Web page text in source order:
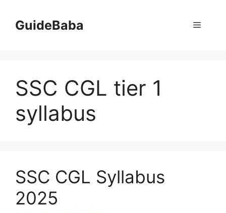
contentGuideBaba Menu
SSC CGL tier 1
syllabus
SSC CGL Syllabus
2025